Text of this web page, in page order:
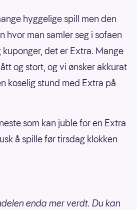
hyggelige spill men den
hvor man samler seg i sofaen
det er Extra. Mange
og stort, og vi ønsker akkurat
koselig stund med Extra på
som kan juble for en Extra
å spille før tirsdag klokken
enda mer verdt. Du kan